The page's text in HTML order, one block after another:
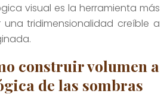
visual es la herramienta más
tridimensionalidad creíble a
construir volumen a
de las sombras